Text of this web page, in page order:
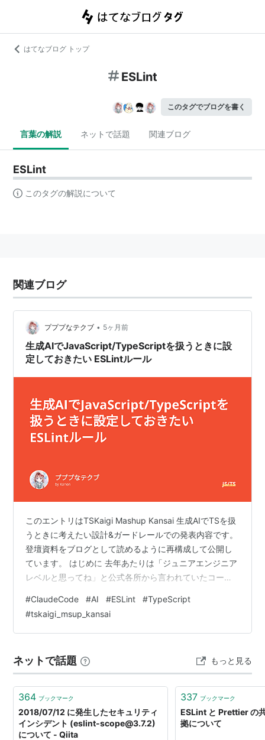
はてなブログ トップ
ESLint
このタグでブログを書く
言葉の解説 ネットで話題 関連ブログ
ESLint
このタグの解説について
関連ブログ
プププなテクブ • 5ヶ月前
生成AIでJavaScript/TypeScriptを扱うときに設
定しておきたい ESLintルール
このエントリはTSKaigi Mashup Kansai 生成AIでTSを扱
うときに考えたい設計&ガードレールでの発表内容です。
登壇資料をブログとして読めるように再構成して公開し
ています。 はじめに 去年あたりは「ジュニアエンジニア
レベルと思ってね」と公式各所から言われていたコーデ
した。 今や副操縦席に座っているのは人間の側です。し
かし、AIが機長だからといって自由に飛行機を操縦して
よいかというとそうではありません。決められた航路や
レールが必要です。 またこれはAIに限った話でもありま
せん。AI…
#ClaudeCode #AI #ESLint #TypeScript
#tskaigi_msup_kansai
ネットで話題 もっと見る
364 ブックマーク
2018/07/12 に発生したセキュリティ
インシデント (eslint-scope@3.7.2)
について - Qiita
337 ブックマーク
ESLint と Prettier の
拠について